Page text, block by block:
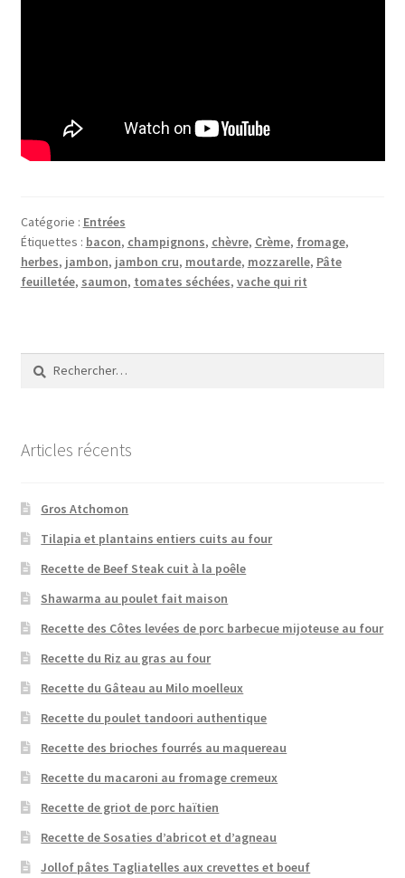
Catégorie : Entrées
Étiquettes : bacon, champignons, chèvre, Crème, fromage,
herbes, jambon, jambon cru, moutarde, mozzarelle, Pâte
feuilletée, saumon, tomates séchées, vache qui rit
Rechercher :
Articles récents
Gros Atchomon
Tilapia et plantains entiers cuits au four
Recette de Beef Steak cuit à la poêle
Shawarma au poulet fait maison
Recette des Côtes levées de porc barbecue mijoteuse au four
Recette du Riz au gras au four
Recette du Gâteau au Milo moelleux
Recette du poulet tandoori authentique
Recette des brioches fourrés au maquereau
Recette du macaroni au fromage cremeux
Recette de griot de porc haïtien
Recette de Sosaties d’abricot et d’agneau
Jollof pâtes Tagliatelles aux crevettes et boeuf